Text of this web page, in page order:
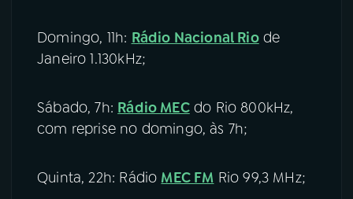
Domingo, 11h: Rádio Nacional Riode
Janeiro 1.130kHz;
Sábado, 7h: Rádio MECdo Rio 800kHz,
com reprise no domingo, às 7h;
Quinta, 22h: Rádio MEC FM Rio 99,3 MHz;